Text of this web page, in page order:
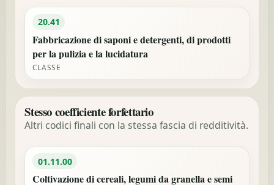
20.41
Fabbricazione di saponi e detergenti, di prodotti
per la pulizia e la lucidatura
CLASSE
Stesso coefficiente forfettario
Altri codici finali con la stessa fascia di redditività.
01.11.00
Coltivazione di cereali, legumi da granella e semi